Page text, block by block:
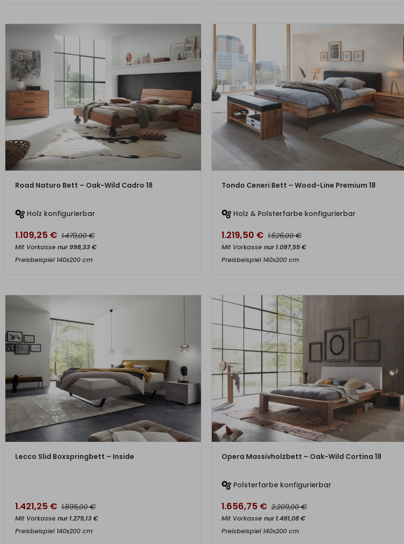
ZUM PRODUKT
Road Naturo Bett – Oak-Wild Cadro 18
Holz konfigurierbar
1.109,25 € 1.479,00€
Mit Vorkasse nur998,33€
Preisbeispiel 140x200 cm
ZUM PRODUKT
Tondo Ceneri Bett – Wood-Line Premium 18
Holz & Polsterfarbe konfigurierbar
1.219,50 € 1.626,00€
Mit Vorkasse nur1.097,55€
Preisbeispiel 140x200 cm
ZUM PRODUKT
Lecco Slid Boxspringbett – Inside
1.421,25 € 1.895,00€
Mit Vorkasse nur1.279,13€
Preisbeispiel 140x200 cm
Opera Massivholzbett – Oak-Wild Cortina 18
Polsterfarbe konfigurierbar
1.656,75 € 2.209,00€
Mit Vorkasse nur1.491,08€
Preisbeispiel 140x200 cm